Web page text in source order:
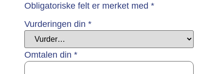
Obligatoriske felt er merket med *
Vurderingen din *
Omtalen din *